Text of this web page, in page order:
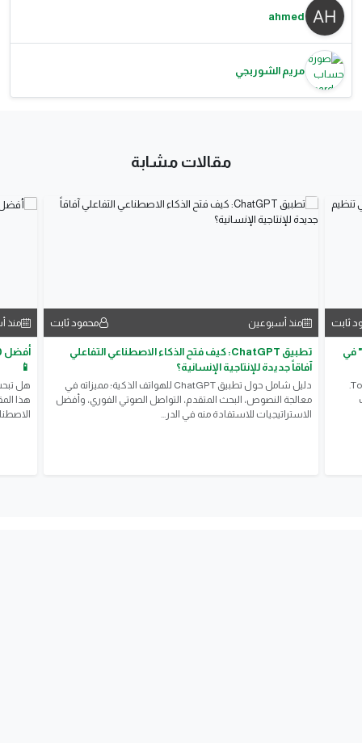
ahmed
مريم الشوربجي
مقالات مشابة
ثابت
رفيق النجاح اليومي: كيف يساعدك تطبيق "Todoist" في
​مراجعة شاملة ومبسطة لتطبيق إدارة المهام الشهير Todoist.
منذ أسبوعين محمود ثابت
تطبيق ChatGPT: كيف فتح الذكاء الاصطناعي التفاعلي
آفاقاً جديدة للإنتاجية الإنسانية؟
​دليل شامل حول تطبيق ChatGPT للهواتف الذكية؛ مميزاته في
معالجة النصوص، البحث المتقدم، التواصل الصوتي الفوري، وأفضل
الاستراتيجيات للاستفادة منه في الدر...
منذ
📱